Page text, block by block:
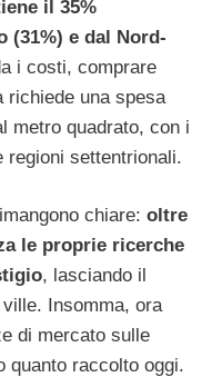
il 35%
(31%) e dal Nord-
i costi, comprare
richiede una spesa
metro quadrato, con i
regioni settentrionali.
chiare: oltre
le proprie ricerche
, lasciando il
Insomma, ora
di mercato sulle
quanto raccolto oggi.